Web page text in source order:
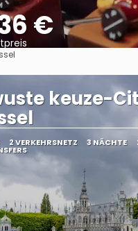
€
keuze-
2 VERKEHRSNETZ 3 NÄCHTE